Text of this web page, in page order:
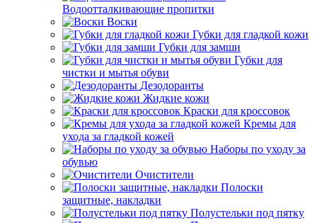
Водоотталкивающие пропитки
Воски
Губки для гладкой кожи
Губки для замши
Губки для
чистки и мытья обуви
Дезодоранты
Жидкие кожи
Краски для кроссовок
Кремы для
ухода за гладкой кожей
Наборы по уходу за
обувью
Очистители
Полоски
защитные, накладки
Полустельки под пятку